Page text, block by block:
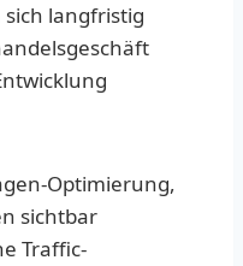
sich langfristig
Optimierung,
sichtbar
Traffic-